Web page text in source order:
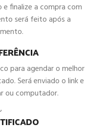
finalize a compra com
será feito após a
para agendar o melhor
Será enviado o link e
ou computador.